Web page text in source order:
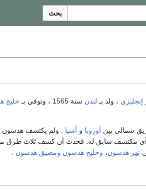
بحث
إنجليزي ، ولد بـ لندن سنة 1565 ، وتوفي بـ
خليج
شمالي بين أوروبا و آسيا . ولم يكتشف هدسون
أي مكتشف سابق له. فحدث أن كشف ثلاث طرق
نهر هدسون، وخليج هدسون ومضيق هدسون